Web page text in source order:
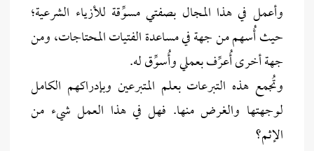
وأعمل في هذا المجال بصفتي مسوِّقة للأزياء الشرعية؛
حيث أُسهم من جهة في مساعدة الفتيات المحتاجات، ومن
جهة أخرى أُعرِّف بعملي وأُسوِّق له.
وتُجمع هذه التبرعات بعلم المتبرعين وبإدراكهم الكامل
لوجهتها والغرض منها. فهل في هذا العمل شيء من
الإثم؟